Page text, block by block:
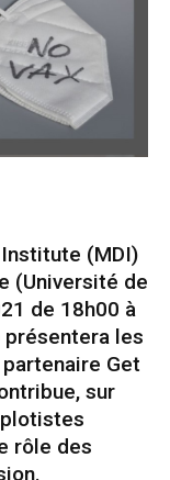
(MDI)
(Université de
de 18h00 à
présentera les
Get
sur
rôle des